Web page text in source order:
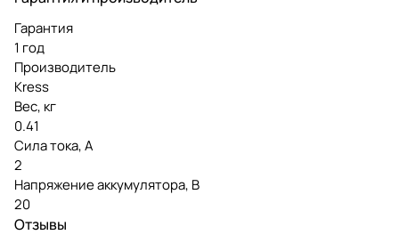
Гарантия
1 год
Производитель
Kress
Вес, кг
0.41
Сила тока, А
2
Напряжение аккумулятора, В
20
Отзывы